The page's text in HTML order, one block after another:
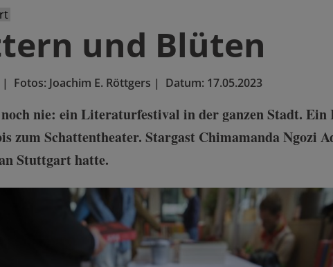
und Blüten
| Fotos: Joachim E. Röttgers | Datum: 17.05.2023
nie: ein Literaturfestival in der ganzen Stadt. Ein
zum Schattentheater. Stargast Chimamanda Ngozi
Stuttgart hatte.